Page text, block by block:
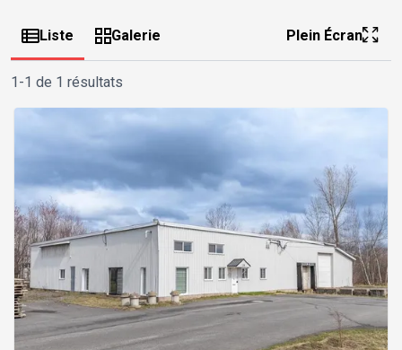
Liste Galerie Plein Écran
1-1 de 1 résultats